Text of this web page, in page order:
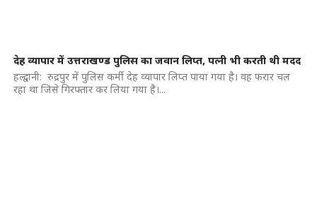
देह व्यापार में उत्तराखण्ड पुलिस का जवान लिप्त, पत्नी भी करती थी मदद
हल्द्वानी: रुद्रपुर में पुलिस कर्मी देह व्यापार लिप्त पाया गया है। वह फरार चल
रहा था जिसे गिरफ्तार कर लिया गया है।...